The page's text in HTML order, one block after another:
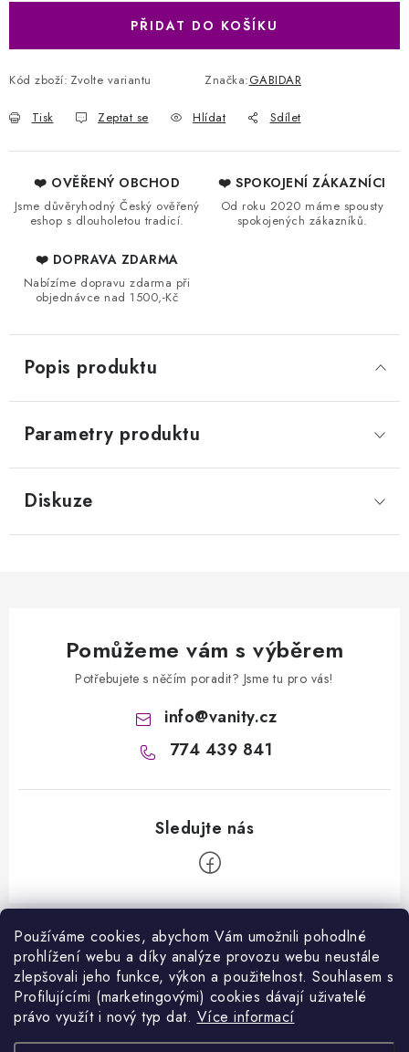
Používáme cookies, abychom Vám umožnili pohodlné
prohlížení webu a díky analýze provozu webu neustále
zlepšovali jeho funkce, výkon a použitelnost. Souhlasem s
Profilujícími (marketingovými) cookies dávají uživatelé
právo využít i nový typ dat. Více informací
PŘIDAT DO KOŠÍKU
Kód zboží: Zvolte variantu Značka:GABIDAR
Tisk Zeptat se Hlídat Sdílet
❤️ OVĚŘENÝ OBCHOD
Jsme důvěryhodný Český ověřený
eshop s dlouholetou tradicí.
❤️ SPOKOJENÍ ZÁKAZNÍCI
Od roku 2020 máme spousty
spokojených zákazníků.
❤️ DOPRAVA ZDARMA
Nabízíme dopravu zdarma při
objednávce nad 1500,-Kč
Popis produktu
Parametry produktu
Diskuze
Pomůžeme vám s výběrem
Potřebujete s něčím poradit? Jsme tu pro vás!
info@vanity.cz
774 439 841
Z
Informace pro vás
Kontakty
Jak nakupovat
Facebook